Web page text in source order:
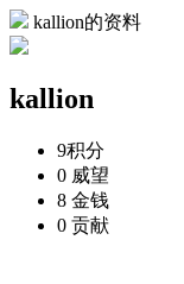
kallion的资料
kallion
9积分
0 威望
8 金钱
0 贡献